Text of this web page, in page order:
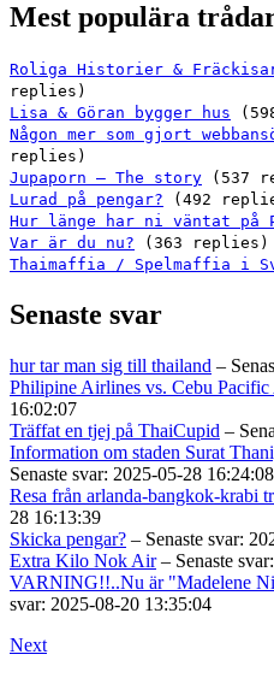
Mest populära
Roliga Historier &
replies)
Lisa & Göran bygger hus
Någon mer som gjort
replies)
Jupaporn – The story (537
Lurad på pengar? (492
Hur länge har ni väntat på
Var är du nu? (363 replies)
Thaimaffia / Spelmaffia i
Senaste svar
hur tar man sig till thailand –
Philipine Airlines vs. Cebu
16:02:07
Träffat en tjej på ThaiCupid –
Information om staden Surat
Senaste svar: 2025-05-28 16:24:08
Resa från arlanda-bangkok-krabi
28 16:13:39
Skicka pengar? – Senaste svar:
Extra Kilo Nok Air– Senaste
VARNING!!..Nu är "Madelene
svar: 2025-08-20 13:35:04
Next